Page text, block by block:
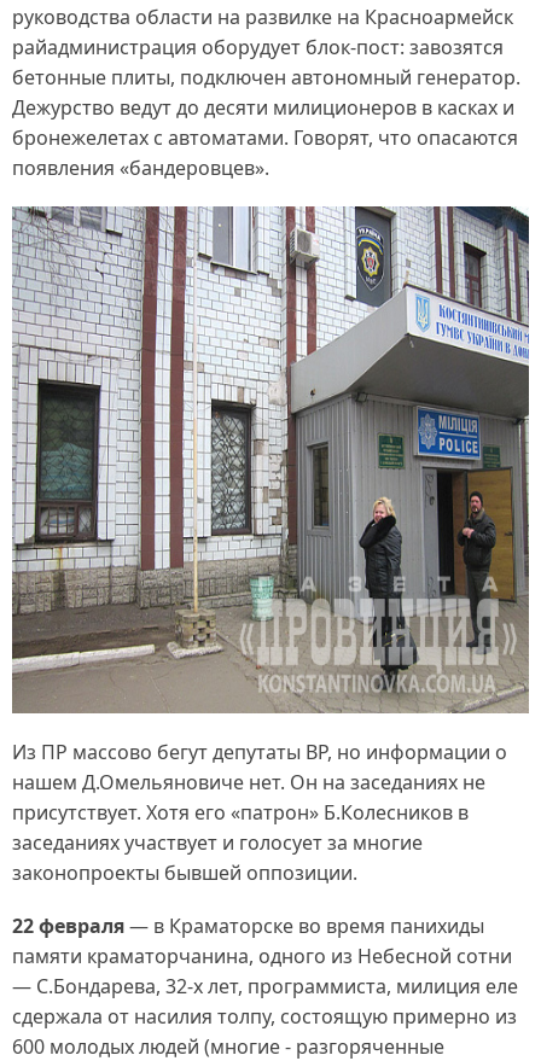
руководства области на развилке на Красноармейск
райадминистрация оборудует блок-пост: завозятся
бетонные плиты, подключен автономный генератор.
Дежурство ведут до десяти милиционеров в касках и
бронежелетах с автоматами. Говорят, что опасаются
появления «бандеровцев».
Из ПР массово бегут депутаты ВР, но информации о
нашем Д.Омельяновиче нет. Он на заседаниях не
присутствует. Хотя его «патрон» Б.Колесников в
заседаниях участвует и голосует за многие
законопроекты бывшей оппозиции.
22 февраля— в Краматорске во время панихиды
памяти краматорчанина, одного из Небесной сотни
— С.Бондарева, 32-х лет, программиста, милиция еле
сдержала от насилия толпу, состоящую примерно из
600 молодых людей (многие - разгоряченные